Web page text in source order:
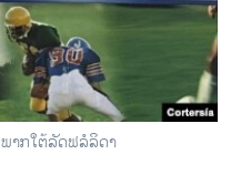
າກ​ໃຕ້​ລັດ​ຟ​ລໍ​ລິ​ດາ